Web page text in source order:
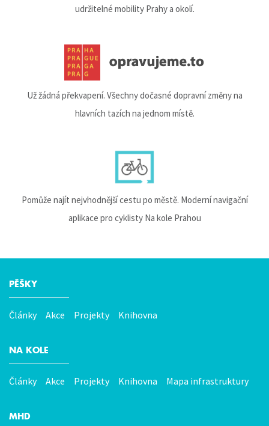
udržitelné mobility Prahy a okolí.
Už žádná překvapení. Všechny dočasné dopravní změny na
hlavních tazích na jednom místě.
Pomůže najít nejvhodnější cestu po městě. Moderní navigační
aplikace pro cyklisty Na kole Prahou
Hlavní
menu
PĚŠKY
Články Akce Projekty Knihovna
NA KOLE
Články Akce Projekty Knihovna Mapa infrastruktury
MHD